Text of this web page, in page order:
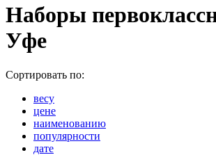
Наборы
Уфе
Сортировать по:
весу
цене
наименованию
популярности
дате